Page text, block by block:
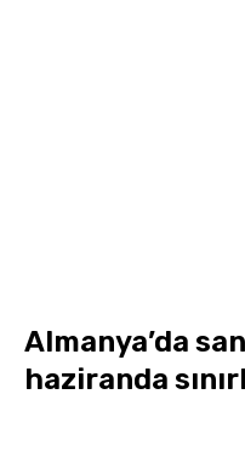
Almanya’da
haziranda